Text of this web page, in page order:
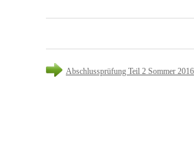
Abschlussprüfung Teil 2 Sommer 2016